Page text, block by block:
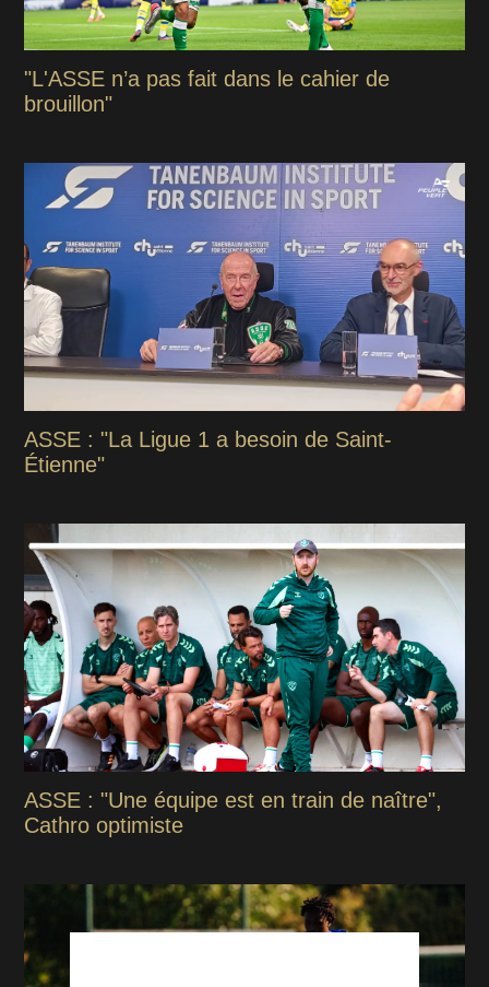
"L'ASSE n’a pas fait dans le cahier de
brouillon"
ASSE : "La Ligue 1 a besoin de Saint-
Étienne"
ASSE : "Une équipe est en train de naître",
Cathro optimiste